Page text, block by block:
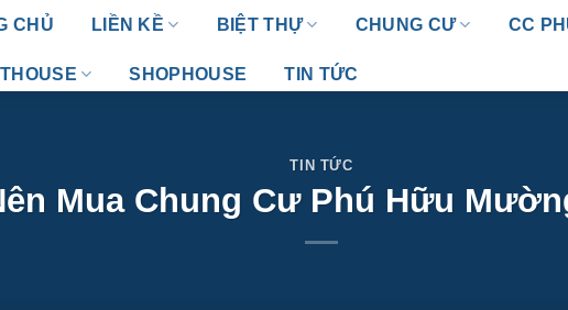
CHỦ LIỀN KỀ BIỆT THỰ CHUNG CƯ CC
SHOPHOUSE TIN TỨC
TIN TỨC
Mua Chung Cư Phú Hữu